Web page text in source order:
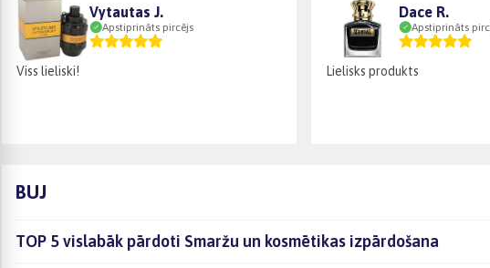
Vytautas J.
Apstiprināts pircējs
Viss lieliski!
Dace R.
Apstiprināts
Lielisks produkts
BUJ
TOP 5 vislabāk pārdoti Smaržu un kosmētikas izpārdošana